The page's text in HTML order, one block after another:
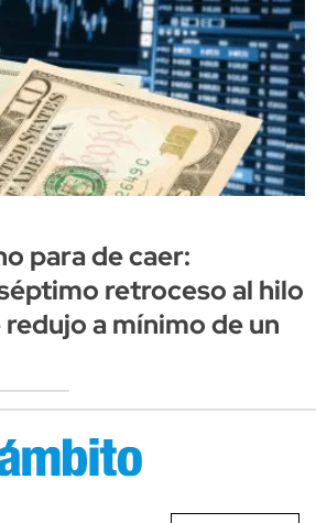
para de caer:
retroceso al hilo
redujo a mínimo de un